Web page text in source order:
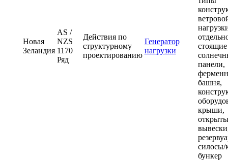
Новая
Зеландия
AS /
NZS
1170
Ряд
Действия по
структурному
проектированию
Генератор
нагрузки
панели,
башня,
крыши,
силосы/
бункер